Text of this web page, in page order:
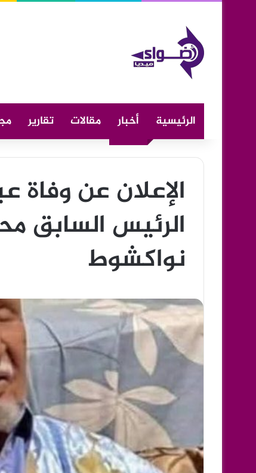
الرئيسية أخبار مقالات تقارير
الإعلان عن وفاة
الرئيس السابق
نواكشوط